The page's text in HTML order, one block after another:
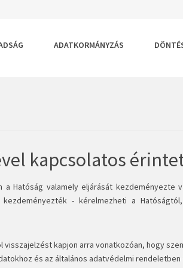
ADATKORMÁNYZÁS
kapcsolatos
Hatóság valamely eljárását kezdeményezte
- kérelmezheti a
visszajelzést kapjon arra vonatkozóan, hogy
és az általános adatvédelmi